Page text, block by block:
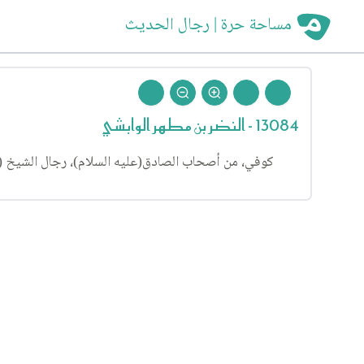
مساحة حرة | رجال الحديث
13084 - النضر بن مطهر الوابشي
كوفي، من أصحاب الصادق(عليه السلام)، رجال الشيخ